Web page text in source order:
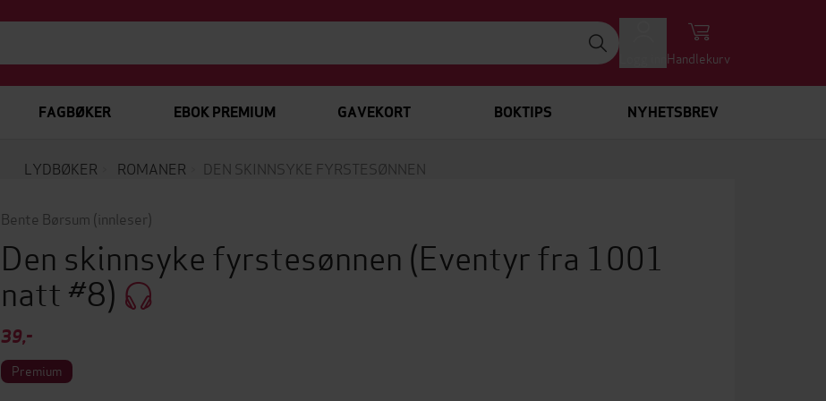
Handlekurv
FAGBØKER EBOK PREMIUM GAVEKORT BOKTIPS NYHETSBREV
LYDBØKER ROMANER DEN SKINNSYKE FYRSTESØNNEN
Bente Børsum (innleser)
Den skinnsyke fyrstesønnen (Eventyr fra 1001
natt #8)
39,-
Premium